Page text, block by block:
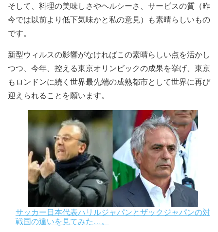
そして、料理の美味しさやヘルシーさ、サービスの質（昨
今では以前より低下気味かと私の意見）も素晴らしいもの
です。
新型ウィルスの影響がなければこの素晴らしい点を活かし
つつ、今年、控える東京オリンピックの成果を挙げ、東京
もロンドンに続く世界最先端の成熟都市として世界に再び
迎えられることを願います。
サッカー日本代表ハリルジャパンとザックジャパンの対
戦国の違いを見てみた…。